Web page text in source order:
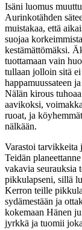
Isäni luomus
Aurinkotähden
muistakaa, että
suojaa
kestämättömäksi.
tuottamaan vain
tullaan jolloin sitä
happamuussateen
Nälän kirous
aavikoksi,
ruoat, ja
nälkään.
Varastoi tarvikkeita
Teidän
vakavia seurauksia
pikkulapseni, sillä
Kerron teille
sydämestään ja
kokemaan Hänen
jyrkkä ja tuomii